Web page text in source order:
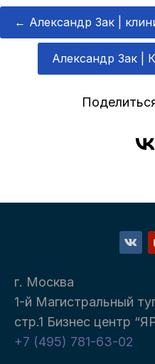
← Александр Зак |
Александр Зак |
г. Москва
1-й Магистральный
стр.1 Бизнес центр
+7 (495) 781-63-02